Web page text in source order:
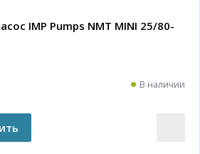
IMP Pumps NMT MINI 25/80-
В наличии